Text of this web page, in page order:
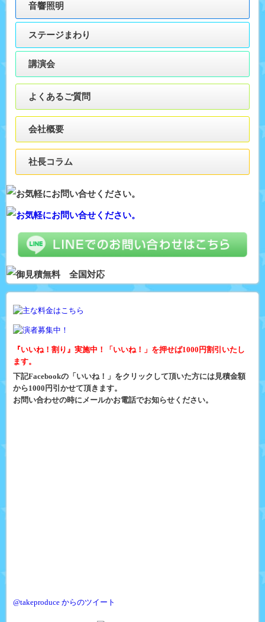
音響照明
ステージまわり
講演会
よくあるご質問
会社概要
社長コラム
『いいね！割り』実施中！「いいね！」を押せば1000円割引いたし
ます。
下記Facebookの「いいね！」をクリックして頂いた方には見積金額
から1000円引かせて頂きます。
お問い合わせの時にメールかお電話でお知らせください。
@takeproduce からのツイート